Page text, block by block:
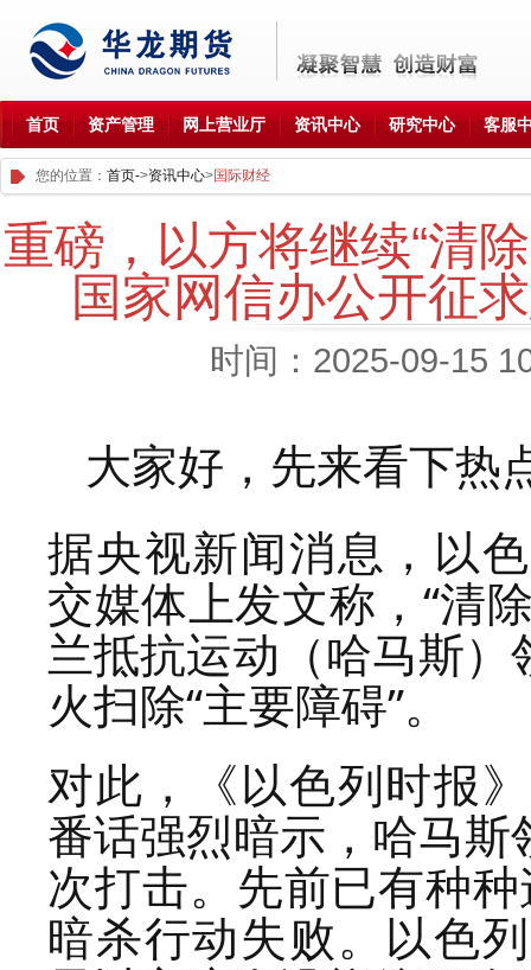
首页 资产管理 网上营业厅 资讯中心 研究中心 客服
您的位置： 首页->资讯中心>国际财经
重磅，以方将继续“清
国家网信办公开征
时间：2025-09-15
大家好，先来看下热
据央视新闻消息，以
交媒体上发文称，“清
兰抵抗运动（哈马斯
火扫除“主要障碍”。
对此，《以色列时报
番话强烈暗示，哈马
次打击。先前已有种
暗杀行动失败。以色